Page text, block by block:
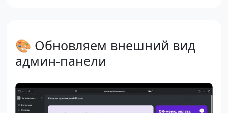
🎨 Обновляем внешний вид
админ-панели